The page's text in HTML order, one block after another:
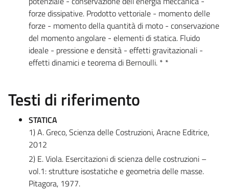
forze dissipative. Prodotto vettoriale - momento delle
forze - momento della quantità di moto - conservazione
del momento angolare - elementi di statica. Fluido
ideale - pressione e densità - effetti gravitazionali -
effetti dinamici e teorema di Bernoulli. * *
Testi di riferimento
STATICA
1) A. Greco, Scienza delle Costruzioni, Aracne Editrice,
2012
2) E. Viola. Esercitazioni di scienza delle costruzioni –
vol.1: strutture isostatiche e geometria delle masse.
Pitagora, 1977.